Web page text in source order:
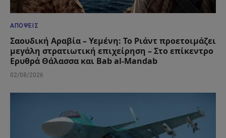
ΑΠΌΨΕΙΣ
Σαουδική Αραβία – Υεμένη: Το Ριάντ προετοιμάζει
μεγάλη στρατιωτική επιχείρηση – Στο επίκεντρο
Ερυθρά Θάλασσα και Bab al-Mandab
02/08/2026